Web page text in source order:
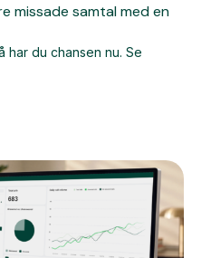
missade samtal med en
har du chansen nu. Se